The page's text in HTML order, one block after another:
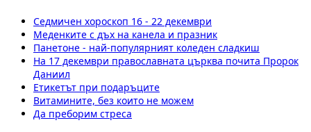
Седмичен хороскоп 16 - 22 декември
Меденките с дъх на канела и празник
Панетоне - най-популярният коледен сладкиш
На 17 декември православната църква почита Пророк
Даниил
Етикетът при подаръците
Витамините, без които не можем
Да преборим стреса